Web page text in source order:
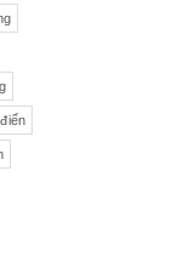
trí nhỏ